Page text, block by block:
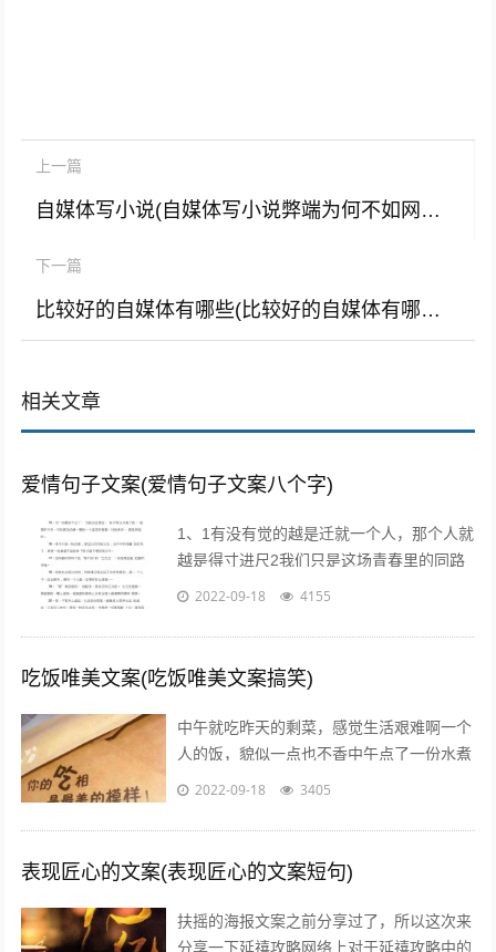
上一篇
自媒体写小说(自媒体写小说弊端为何不如网文平台)
下一篇
比较好的自媒体有哪些(比较好的自媒体有哪些软件)
相关文章
爱情句子文案(爱情句子文案八个字)
1、1有没有觉的越是迁就一个人，那个人就
越是得寸进尺2我们只是这场青春里的同路
者，相伴着走过这一段时光3不属于我的东
2022-09-18 4155
吃饭唯美文案(吃饭唯美文案搞笑)
中午就吃昨天的剩菜，感觉生活艰难啊一个
人的饭，貌似一点也不香中午点了一份水煮
鱼，超级开胃呀我一个人也要吃麻麻香中午
2022-09-18 3405
表现匠心的文案(表现匠心的文案短句)
扶摇的海报文案之前分享过了，所以这次来
分享一下延禧攻略网络上对于延禧攻略中的